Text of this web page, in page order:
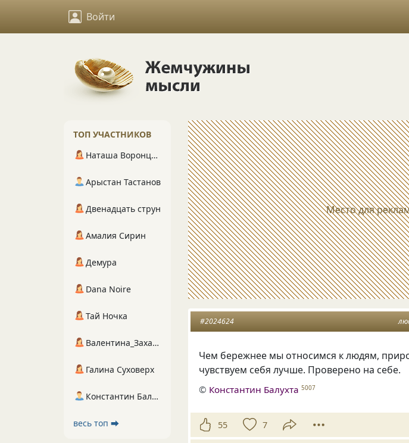
Войти
Место для
#2024624
Чем бережнее мы относимся к людям,
чувствуем себя лучше. Проверено на себе.
© Константин Балухта 5007
55 7
ТОП УЧАСТНИКОВ
Наташа Воронцова
Арыстан Тастанов
Двенадцать струн
Амалия Сирин
Демура
Dana Noire
Тай Ночка
Валентина_Захарова
Галина Суховерх
Константин Балухта
весь топ ⮕